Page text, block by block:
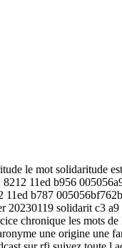
le mot solidaritude
11ed b956
11ed b787
20230119 solidarit c3
chronique les mots
une origine une